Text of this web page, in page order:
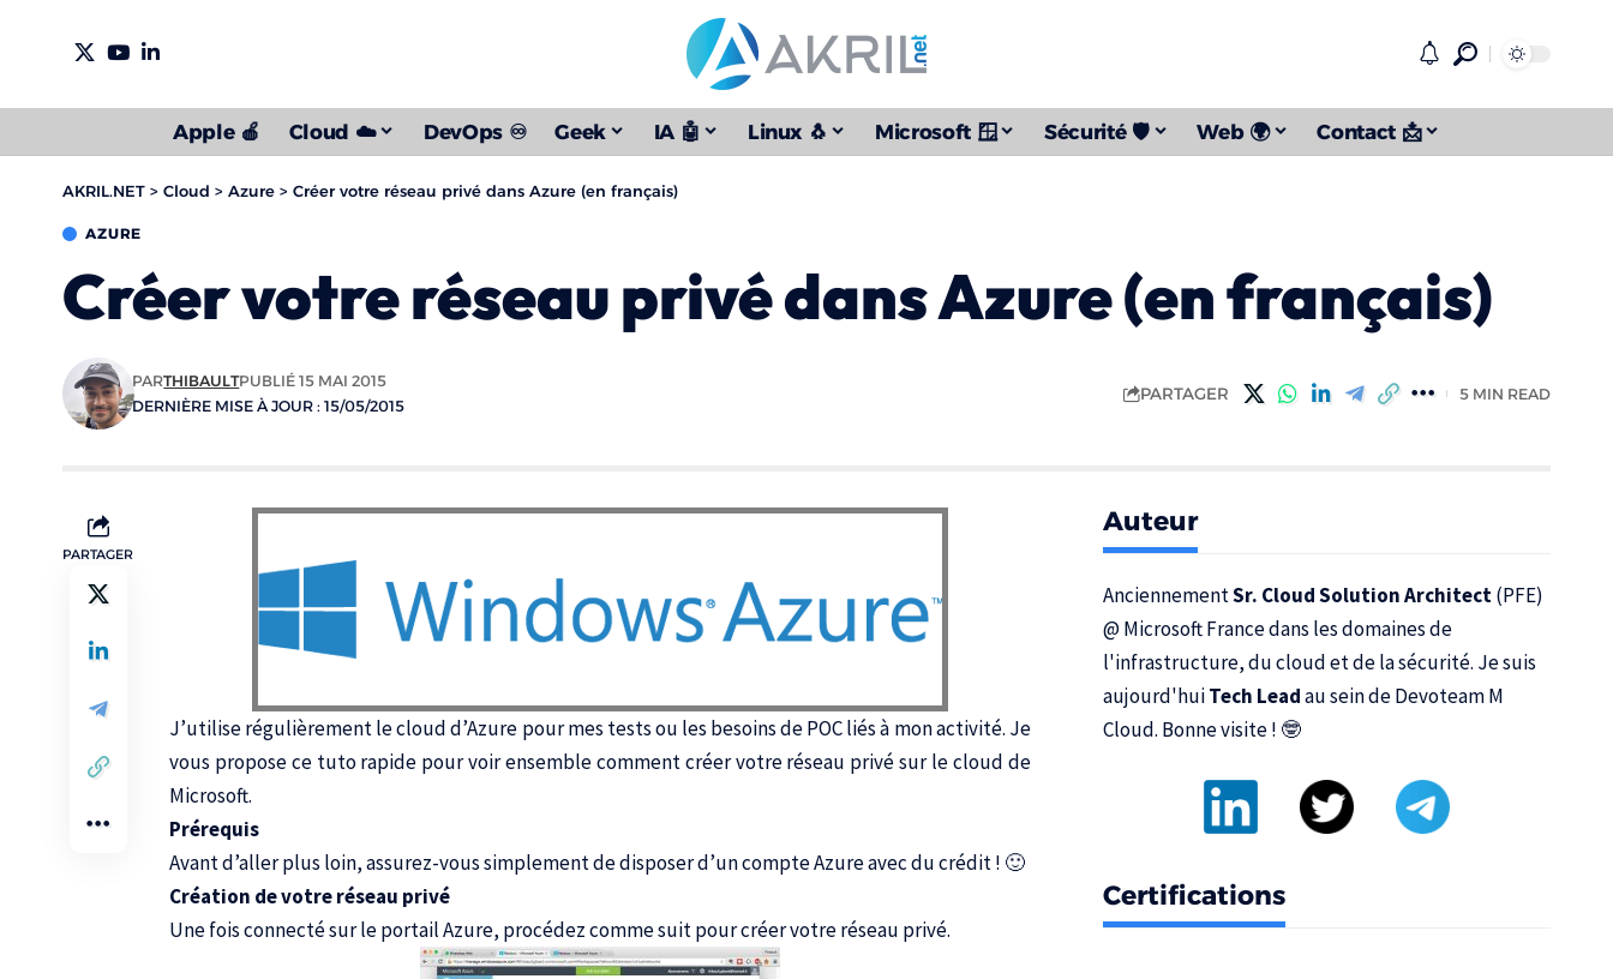
Apple 🍎 Cloud ☁️ DevOps ♾️ Geek IA 🤖 Linux 🐧 Microsoft 🪟 Sécurité 🛡️ Web 🌍 Contact 📩
AKRIL.NET > Cloud > Azure > Créer votre réseau privé dans Azure (en français)
AZURE
Créer votre réseau privé dans Azure (en français)
DERNIÈRE MISE À JOUR : 15/05/2015
PARTHIBAULTPUBLIÉ 15 MAI 2015
PARTAGER 5 MIN READ
PARTAGER
J’utilise régulièrement le cloud d’Azure pour mes tests ou les besoins de POC liés à mon activité. Je
vous propose ce tuto rapide pour voir ensemble comment créer votre réseau privé sur le cloud de
Microsoft.
Prérequis
Avant d’aller plus loin, assurez-vous simplement de disposer d’un compte Azure avec du crédit ! 🙂
Création de votre réseau privé
Une fois connecté sur le portail Azure, procédez comme suit pour créer votre réseau privé.
Auteur
AnciennementSr. Cloud Solution Architect(PFE)
@ Microsoft Francedans les domaines de
l'infrastructure, du cloud et de la sécurité. Je suis
aujourd'huiTech Leadau sein deDevoteam M
Cloud. Bonne visite ! 🤓
Certifications